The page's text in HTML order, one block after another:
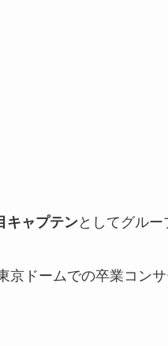
キャプテンとしてグル
京ドームでの卒業コン